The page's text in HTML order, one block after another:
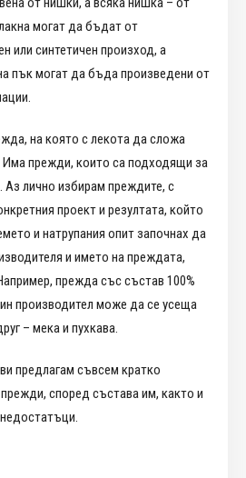
могат да бъдат от
или синтетичен произход, а
пък могат да бъда произведени от
на която с лекота да сложа
Има прежди, които са подходящи за
Аз лично избирам преждите, с
проект и резултата, който
и натрупания опит започнах да
и името на преждата,
прежда със състав 100%
производител може да се усеща
– мека и пухкава.
предлагам съвсем кратко
според състава им, както и